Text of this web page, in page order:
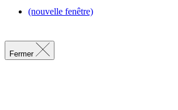
(nouvelle fenêtre)
Fermer